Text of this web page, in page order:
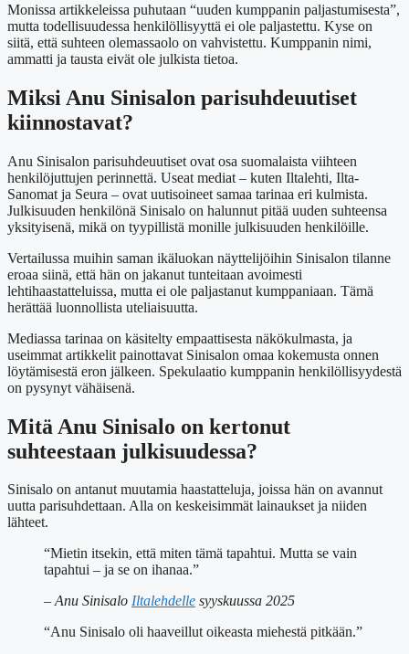
Monissa artikkeleissa puhutaan “uuden kumppanin paljastumisesta”,
mutta todellisuudessa henkilöllisyyttä ei ole paljastettu. Kyse on
siitä, että suhteen olemassaolo on vahvistettu. Kumppanin nimi,
ammatti ja tausta eivät ole julkista tietoa.
Miksi Anu Sinisalon parisuhdeuutiset
kiinnostavat?
Anu Sinisalon parisuhdeuutiset ovat osa suomalaista viihteen
henkilöjuttujen perinnettä. Useat mediat – kuten Iltalehti, Ilta-
Sanomat ja Seura – ovat uutisoineet samaa tarinaa eri kulmista.
Julkisuuden henkilönä Sinisalo on halunnut pitää uuden suhteensa
yksityisenä, mikä on tyypillistä monille julkisuuden henkilöille.
Vertailussa muihin saman ikäluokan näyttelijöihin Sinisalon tilanne
eroaa siinä, että hän on jakanut tunteitaan avoimesti
lehtihaastatteluissa, mutta ei ole paljastanut kumppaniaan. Tämä
herättää luonnollista uteliaisuutta.
Mediassa tarinaa on käsitelty empaattisesta näkökulmasta, ja
useimmat artikkelit painottavat Sinisalon omaa kokemusta onnen
löytämisestä eron jälkeen. Spekulaatio kumppanin henkilöllisyydestä
on pysynyt vähäisenä.
Mitä Anu Sinisalo on kertonut
suhteestaan julkisuudessa?
Sinisalo on antanut muutamia haastatteluja, joissa hän on avannut
uutta parisuhdettaan. Alla on keskeisimmät lainaukset ja niiden
lähteet.
“Mietin itsekin, että miten tämä tapahtui. Mutta se vain
tapahtui – ja se on ihanaa.”
– Anu Sinisalo Iltalehdelle syyskuussa 2025
“Anu Sinisalo oli haaveillut oikeasta miehestä pitkään.”